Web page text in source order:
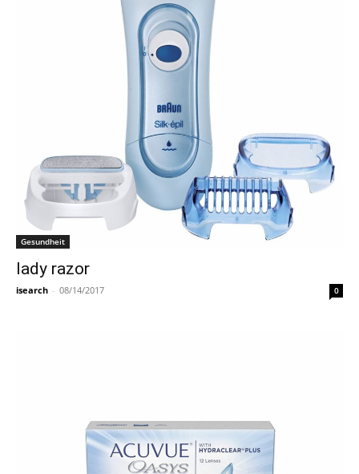
Gesundheit
lady razor
isearch - 08/14/2017 0